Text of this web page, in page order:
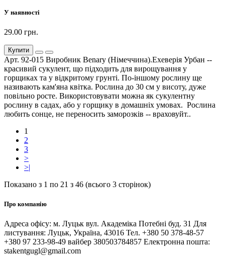
У наявності
29.00 грн.
Купити
Арт. 92-015 Виробник Benary (Німеччина).Ехеверія Урбан --
красивий сукулент, що підходить для вирощування у
горщиках та у відкритому грунті. По-іншому рослину ще
називають кам'яна квітка. Рослина до 30 см у висоту, дуже
повільно росте. Використовувати можна як сукулентну
рослину в садах, або у горщику в домашніх умовах. Рослина
любить сонце, не переносить заморозків -- враховуйт..
1
2
3
>
>|
Показано з 1 по 21 з 46 (всього 3 сторінок)
Про компанію
Адреса офісу: м. Луцьк вул. Академіка Потебні буд. 31 Для
листування: Луцьк, Україна, 43016 Тел. +380 50 378-48-57
+380 97 233-98-49 вайбер 380503784857 Електронна пошта:
stakentgugl@gmail.com